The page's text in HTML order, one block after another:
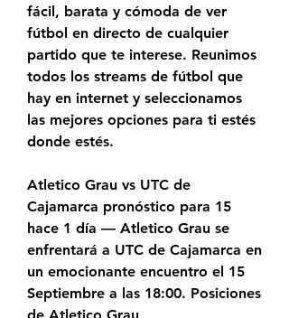
fácil, barata y cómoda de ver
fútbol en directo de cualquier
partido que te interese. Reunimos
todos los streams de fútbol que
hay en internet y seleccionamos
las mejores opciones para ti estés
donde estés.
Atletico Grau vs UTC de
Cajamarca pronóstico para 15
hace 1 día — Atletico Grau se
enfrentará a UTC de Cajamarca en
un emocionante encuentro el 15
Septiembre a las 18:00. Posiciones